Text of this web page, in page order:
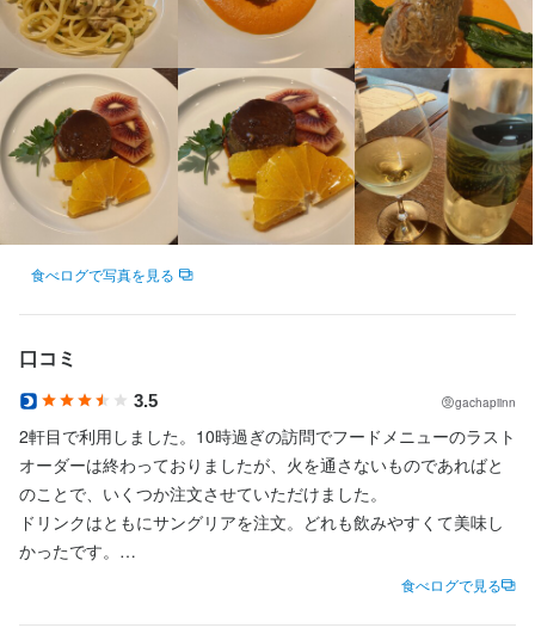
食べログで写真を見る
口コミ
3.5 gachapiinn
2軒目で利用しました。10時過ぎの訪問でフードメニューのラスト
オーダーは終わっておりましたが、火を通さないものであればと
のことで、いくつか注文させていただけました。
ドリンクはともにサングリアを注文。どれも飲みやすくて美味し
かったです。
食べログで見る
・美味しい料理やワインで人を喜ばせたい方
・好奇心を持って仕事に取り組める方
・誠実に仕事に取り組める方
店名
大衆ビストロBOOZE
神奈川県横浜市鶴見区鶴見中央1-6-5 大善ビル 1F
連絡先
045-834-9702
法人名・事業者名
大衆ビストロBOOZE
最終更新日2025/12/02